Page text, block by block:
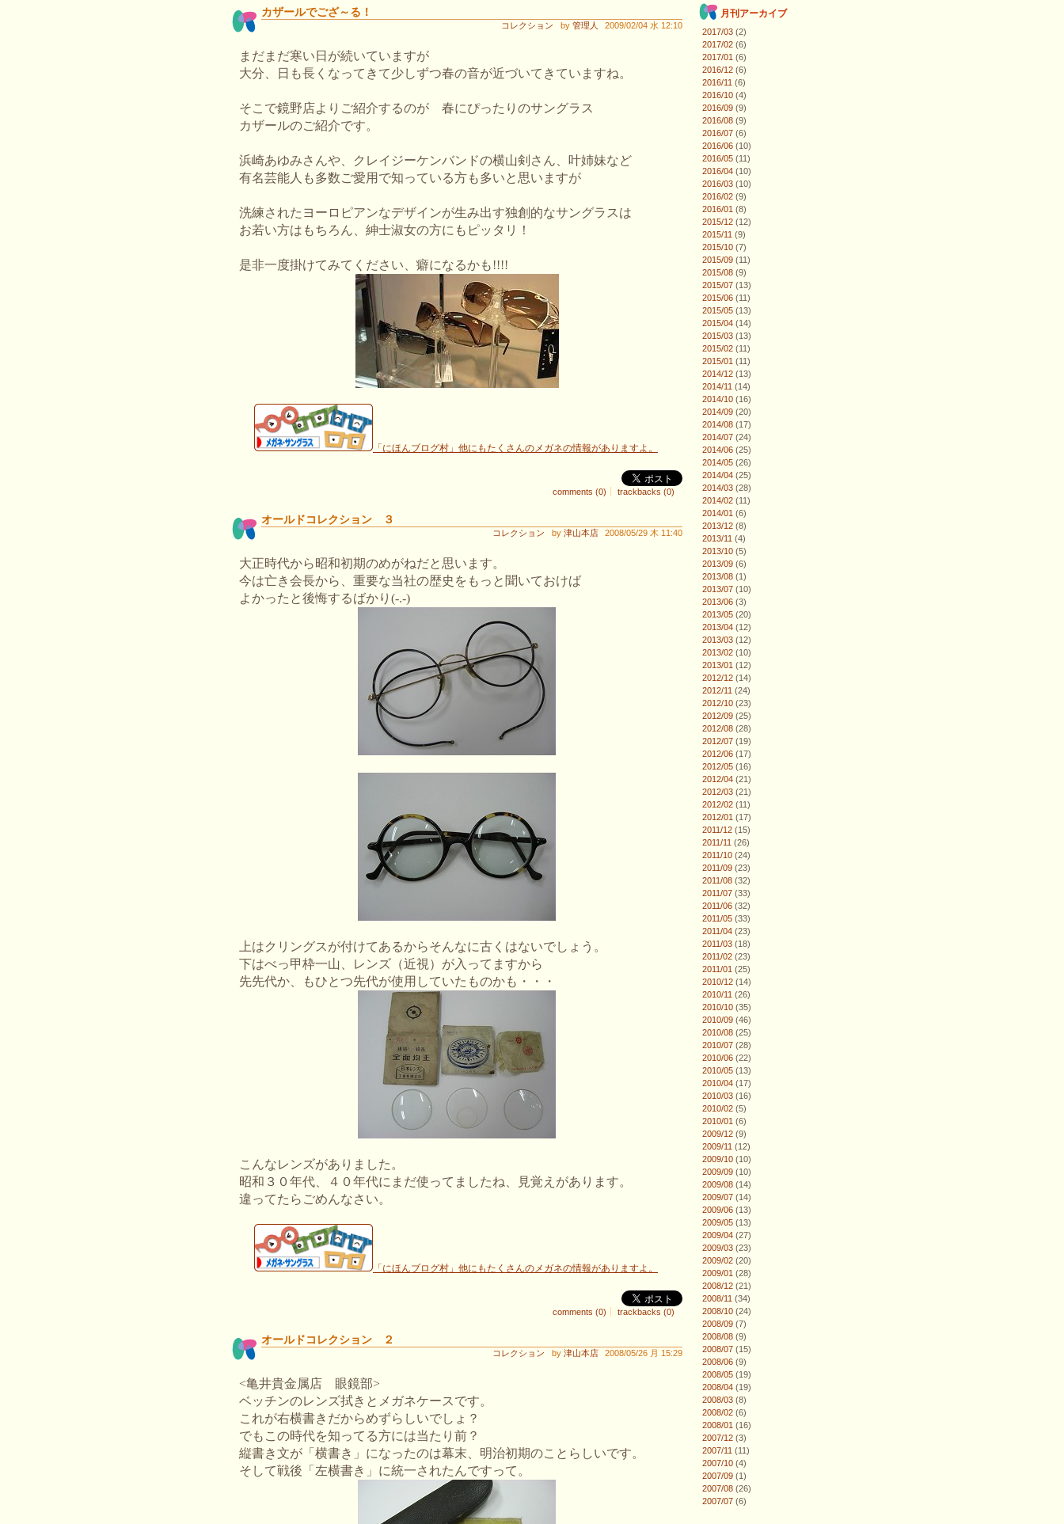
カザールでござ～る！
コレクション by 管理人 2009/02/04 水 12:10
まだまだ寒い日が続いていますが
大分、日も長くなってきて少しずつ春の音が近づいてきていますね。
そこで鏡野店よりご紹介するのが 春にぴったりのサングラス
カザールのご紹介です。
浜崎あゆみさんや、クレイジーケンバンドの横山剣さん、叶姉妹など
有名芸能人も多数ご愛用で知っている方も多いと思いますが
洗練されたヨーロピアンなデザインが生み出す独創的なサングラスは
お若い方はもちろん、紳士淑女の方にもピッタリ！
是非一度掛けてみてください、癖になるかも!!!!
「にほんブログ村」他にもたくさんのメガネの情報がありますよ。
comments (0) trackbacks (0)
オールドコレクション ３
コレクション by 津山本店 2008/05/29 木 11:40
大正時代から昭和初期のめがねだと思います。
今は亡き会長から、重要な当社の歴史をもっと聞いておけば
よかったと後悔するばかり(-.-)
上はクリングスが付けてあるからそんなに古くはないでしょう。
下はべっ甲枠一山、レンズ（近視）が入ってますから
先先代か、もひとつ先代が使用していたものかも・・・
こんなレンズがありました。
昭和３０年代、４０年代にまだ使ってましたね、見覚えがあります。
違ってたらごめんなさい。
「にほんブログ村」他にもたくさんのメガネの情報がありますよ。
comments (0) trackbacks (0)
オールドコレクション ２
コレクション by 津山本店 2008/05/26 月 15:29
<亀井貴金属店 眼鏡部>
ベッチンのレンズ拭きとメガネケースです。
これが右横書きだからめずらしいでしょ？
でもこの時代を知ってる方には当たり前？
縦書き文が「横書き」になったのは幕末、明治初期のことらしいです。
そして戦後「左横書き」に統一されたんですって。
月刊アーカイブ
2017/03 (2)
2017/02 (6)
2017/01 (6)
2016/12 (6)
2016/11 (6)
2016/10 (4)
2016/09 (9)
2016/08 (9)
2016/07 (6)
2016/06 (10)
2016/05 (11)
2016/04 (10)
2016/03 (10)
2016/02 (9)
2016/01 (8)
2015/12 (12)
2015/11 (9)
2015/10 (7)
2015/09 (11)
2015/08 (9)
2015/07 (13)
2015/06 (11)
2015/05 (13)
2015/04 (14)
2015/03 (13)
2015/02 (11)
2015/01 (11)
2014/12 (13)
2014/11 (14)
2014/10 (16)
2014/09 (20)
2014/08 (17)
2014/07 (24)
2014/06 (25)
2014/05 (26)
2014/04 (25)
2014/03 (28)
2014/02 (11)
2014/01 (6)
2013/12 (8)
2013/11 (4)
2013/10 (5)
2013/09 (6)
2013/08 (1)
2013/07 (10)
2013/06 (3)
2013/05 (20)
2013/04 (12)
2013/03 (12)
2013/02 (10)
2013/01 (12)
2012/12 (14)
2012/11 (24)
2012/10 (23)
2012/09 (25)
2012/08 (28)
2012/07 (19)
2012/06 (17)
2012/05 (16)
2012/04 (21)
2012/03 (21)
2012/02 (11)
2012/01 (17)
2011/12 (15)
2011/11 (26)
2011/10 (24)
2011/09 (23)
2011/08 (32)
2011/07 (33)
2011/06 (32)
2011/05 (33)
2011/04 (23)
2011/03 (18)
2011/02 (23)
2011/01 (25)
2010/12 (14)
2010/11 (26)
2010/10 (35)
2010/09 (46)
2010/08 (25)
2010/07 (28)
2010/06 (22)
2010/05 (13)
2010/04 (17)
2010/03 (16)
2010/02 (5)
2010/01 (6)
2009/12 (9)
2009/11 (12)
2009/10 (10)
2009/09 (10)
2009/08 (14)
2009/07 (14)
2009/06 (13)
2009/05 (13)
2009/04 (27)
2009/03 (23)
2009/02 (20)
2009/01 (28)
2008/12 (21)
2008/11 (34)
2008/10 (24)
2008/09 (7)
2008/08 (9)
2008/07 (15)
2008/06 (9)
2008/05 (19)
2008/04 (19)
2008/03 (8)
2008/02 (6)
2008/01 (16)
2007/12 (3)
2007/11 (11)
2007/10 (4)
2007/09 (1)
2007/08 (26)
2007/07 (6)